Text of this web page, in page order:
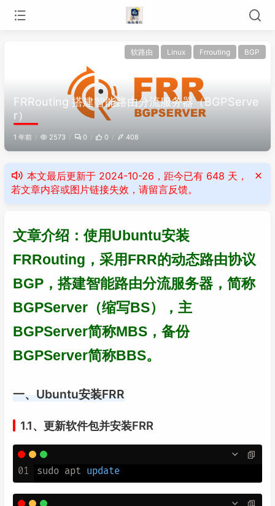
软路由 Linux Frrouting BGP
FRRouting 搭建智能路由分流服务器（BGPServe
r）
1 年前 2573 0 0 408
本文最后更新于 2024-10-26，距今已有 648 天，
若文章内容或图片链接失效，请留言反馈。
文章介绍：使用Ubuntu安装
FRRouting，采用FRR的动态路由协议
BGP，搭建智能路由分流服务器，简称
BGPServer（缩写BS），主
BGPServer简称MBS，备份
BGPServer简称BBS。
一、Ubuntu安装FRR
1.1、更新软件包并安装FRR
01 sudo apt update